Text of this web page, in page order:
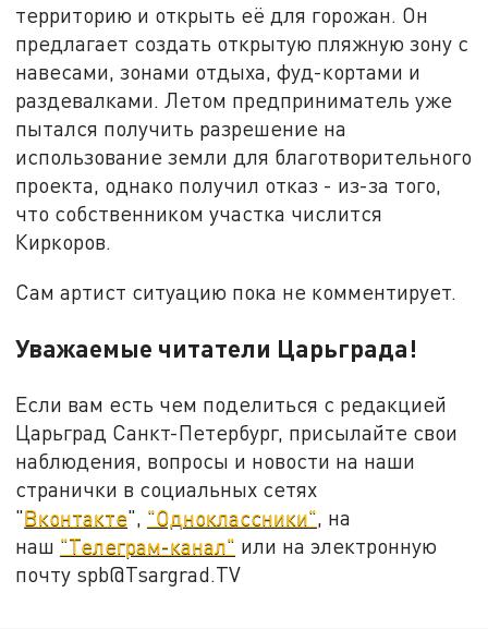
территорию и открыть её для горожан. Он
предлагает создать открытую пляжную зону с
навесами, зонами отдыха, фуд-кортами и
раздевалками. Летом предприниматель уже
пытался получить разрешение на
использование земли для благотворительного
проекта, однако получил отказ - из-за того,
что собственником участка числится
Киркоров.
Сам артист ситуацию пока не комментирует.
Уважаемые читатели Царьграда!
Если вам есть чем поделиться с редакцией
Царьград Санкт-Петербург, присылайте свои
наблюдения, вопросы и новости на наши
странички в социальных сетях
"Вконтакте", "Одноклассники" , на
наш "Телеграм-канал" или на электронную
почту spb@Tsargrad.TV